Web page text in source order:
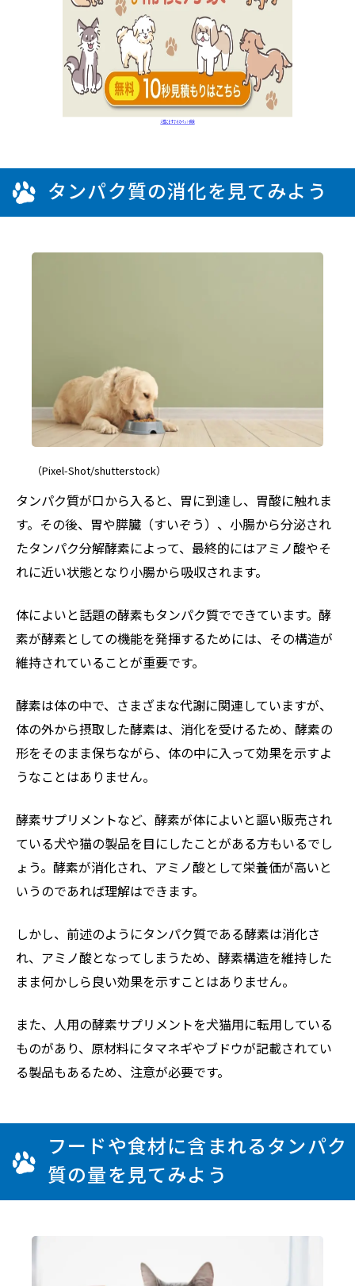
タンパク質の消化を見てみよう
（Pixel-Shot/shutterstock）
タンパク質が口から入ると、胃に到達し、胃酸に触れま
す。その後、胃や膵臓（すいぞう）、小腸から分泌され
たタンパク分解酵素によって、最終的にはアミノ酸やそ
れに近い状態となり小腸から吸収されます。
体によいと話題の酵素もタンパク質でできています。酵
素が酵素としての機能を発揮するためには、その構造が
維持されていることが重要です。
酵素は体の中で、さまざまな代謝に関連していますが、
体の外から摂取した酵素は、消化を受けるため、酵素の
形をそのまま保ちながら、体の中に入って効果を示すよ
うなことはありません。
酵素サプリメントなど、酵素が体によいと謳い販売され
ている犬や猫の製品を目にしたことがある方もいるでし
ょう。酵素が消化され、アミノ酸として栄養価が高いと
いうのであれば理解はできます。
しかし、前述のようにタンパク質である酵素は消化さ
れ、アミノ酸となってしまうため、酵素構造を維持した
まま何かしら良い効果を示すことはありません。
また、人用の酵素サプリメントを犬猫用に転用している
ものがあり、原材料にタマネギやブドウが記載されてい
る製品もあるため、注意が必要です。
フードや食材に含まれるタンパク
質の量を見てみよう